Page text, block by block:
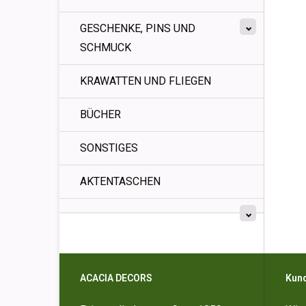
GESCHENKE, PINS UND
SCHMUCK
KRAWATTEN UND FLIEGEN
BÜCHER
SONSTIGES
AKTENTASCHEN
ACACIA DECORS